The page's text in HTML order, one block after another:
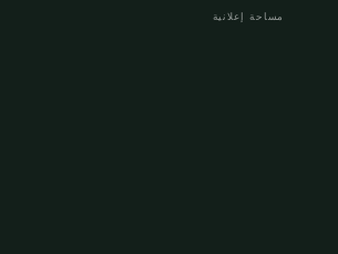
مساحة إعلانية